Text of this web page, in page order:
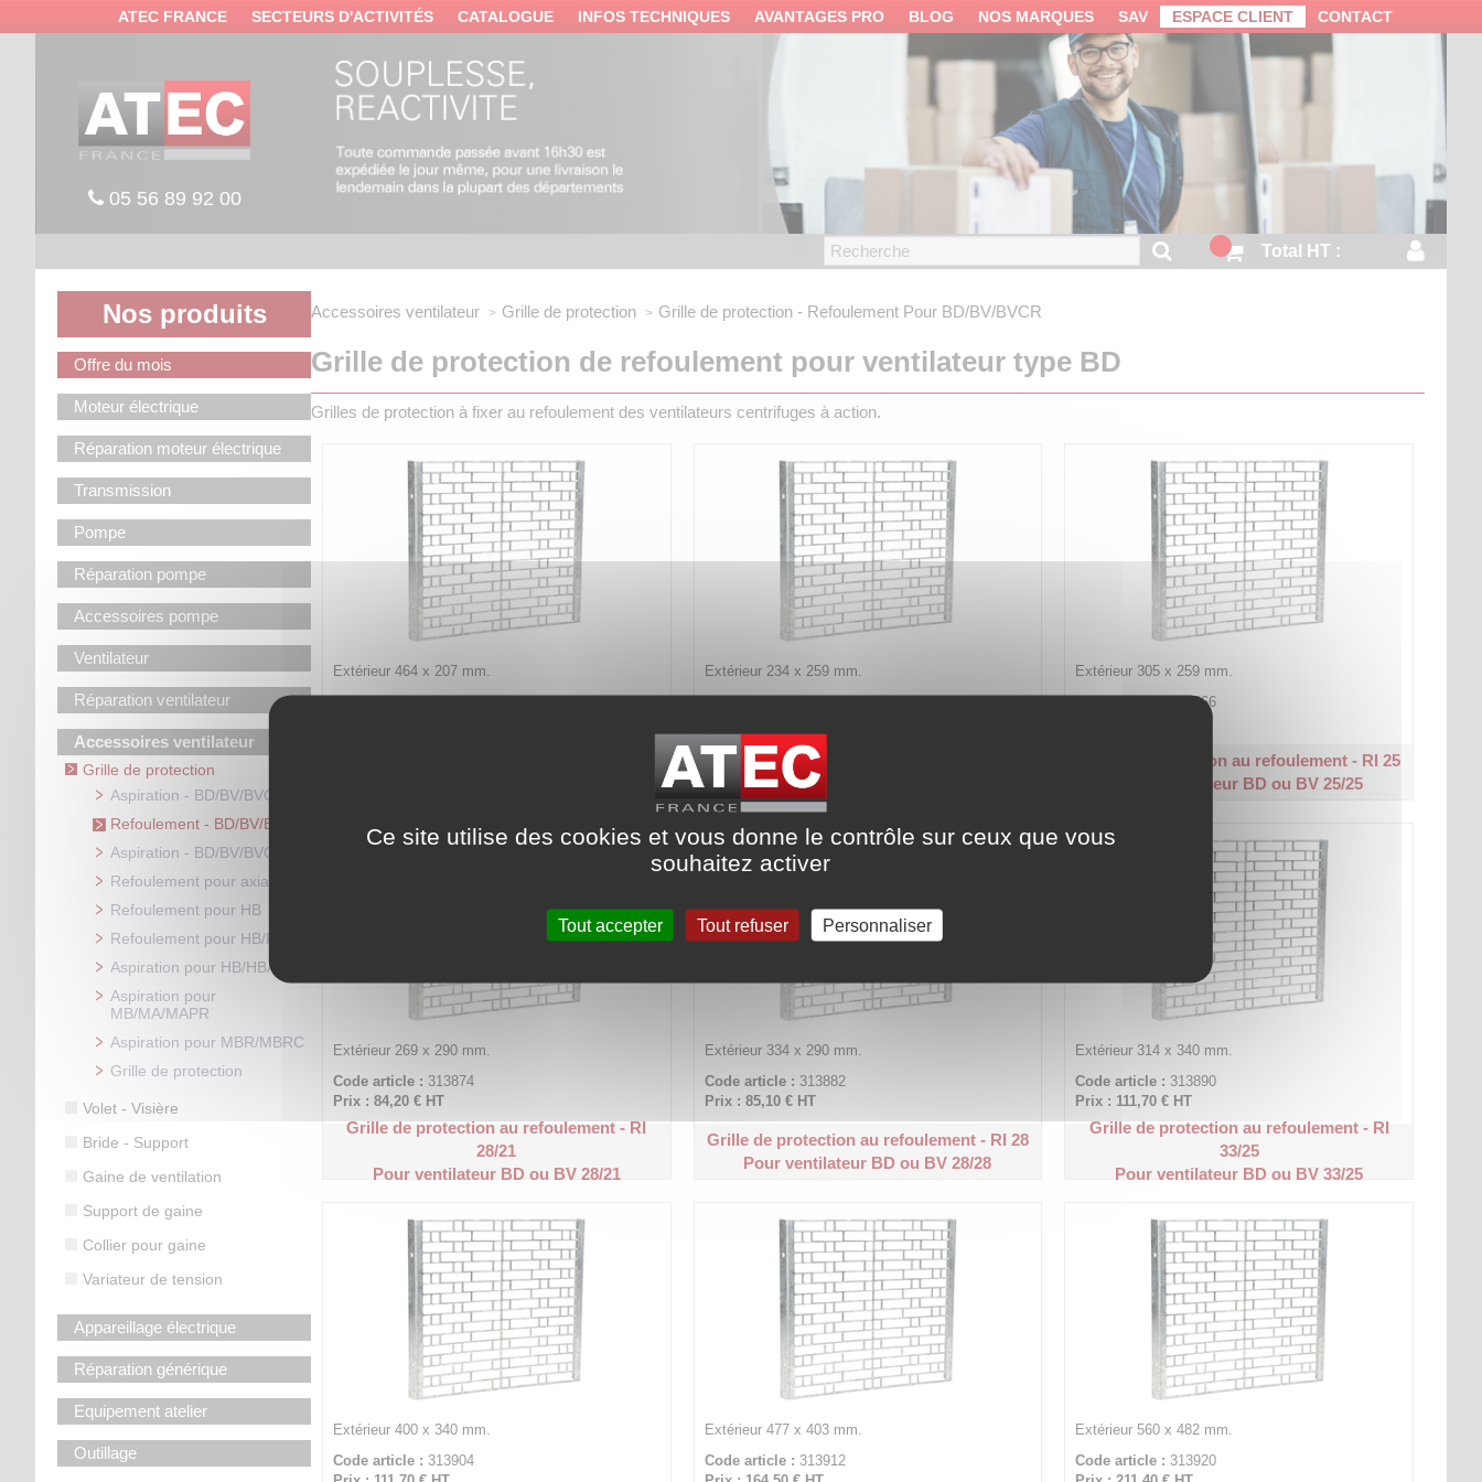
ATEC FRANCE SECTEURS D'ACTIVITÉS CATALOGUE INFOS TECHNIQUES AVANTAGES PRO BLOG NOS MARQUES SAV ESPACE CLIENT CONTACT
05 56 89 92 00
Total HT :
Nos produits
Offre du mois
Moteur électrique
Réparation moteur électrique
Transmission
Pompe
Réparation pompe
Accessoires pompe
Ventilateur
Réparation ventilateur
Accessoires ventilateur
Grille de protection
Aspiration - BD/BV/BVCR
Refoulement - BD/BV/BVCR
Aspiration - BD/BV/BVCR
Refoulement pour axial HJE
Refoulement pour HB
Refoulement pour HB/HBA
Aspiration pour HB/HBA
Aspiration pour
MB/MA/MAPR
Aspiration pour MBR/MBRC
Grille de protection
Volet - Visière
Bride - Support
Gaine de ventilation
Support de gaine
Collier pour gaine
Variateur de tension
Appareillage électrique
Réparation générique
Equipement atelier
Outillage
Accessoires ventilateur Grille de protection Grille de protection - Refoulement Pour BD/BV/BVCR
Grille de protection de refoulement pour ventilateur type BD
Grilles de protection à fixer au refoulement des ventilateurs centrifuges à action.
Extérieur 464 x 207 mm.
Extérieur 234 x 259 mm.
Grille de protection au refoulement - RI
Pour ventilateur BD ou BV 25/20
Extérieur 305 x 259 mm.
313866
Grille de protection au refoulement - RI 25
Pour ventilateur BD ou BV 25/25
Extérieur 269 x 290 mm.
Code article : 313874
Prix : 84,20 € HT
Grille de protection au refoulement - RI
28/21
Pour ventilateur BD ou BV 28/21
Extérieur 334 x 290 mm.
Code article : 313882
Prix : 85,10 €HT
Grille de protection au refoulement - RI 28
Pour ventilateur BD ou BV 28/28
Extérieur 314 x 340 mm.
Code article : 313890
Prix : 111,70 € HT
Grille de protection au refoulement - RI
33/25
Pour ventilateur BD ou BV 33/25
Extérieur 400 x 340 mm.
Code article : 313904
Extérieur 477 x 403 mm.
Code article : 313912
Extérieur 560 x 482 mm.
Code article : 313920
Panneau de gestion des cookies
Ce site utilise des cookies et vous donne le contrôle sur ceux que vous
souhaitez activer
Tout accepter Tout refuser Personnaliser